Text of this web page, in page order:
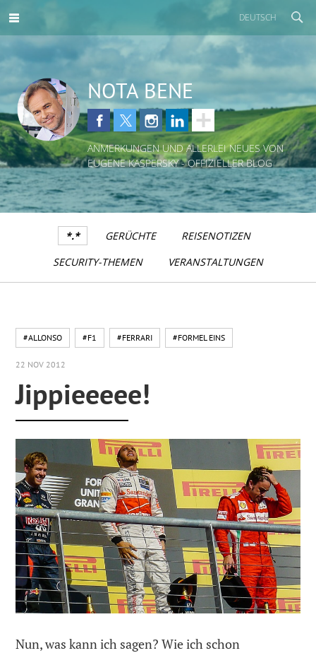
DEUTSCH
NOTA BENE
ANMERKUNGEN UND ALLERLEI NEUES VON
EUGENE KASPERSKY - OFFIZIELLER BLOG
*.* GERÜCHTE
REISENOTIZEN
SECURITY-THEMEN
VERANSTALTUNGEN
#ALLONSO #F1 #FERRARI #FORMEL EINS
22 NOV 2012
Jippieeeee!
Nun, was kann ich sagen? Wie ich schon